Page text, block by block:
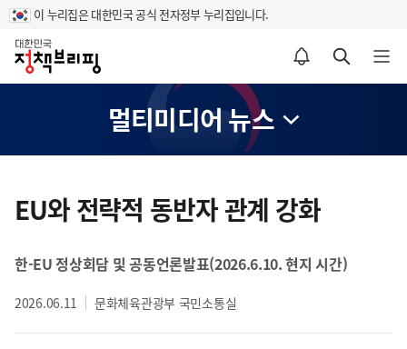
이 누리집은 대한민국 공식 전자정부 누리집입니다.
홈
알림설정 바로가기 검색 바로가기 메뉴 열기
멀티미디어 뉴스
텐
츠
영
역
EU와 전략적 동반자 관계 강화
한-EU 정상회담 및 공동언론발표(2026.6.10. 현지 시간)
2026.06.11 문화체육관광부 국민소통실